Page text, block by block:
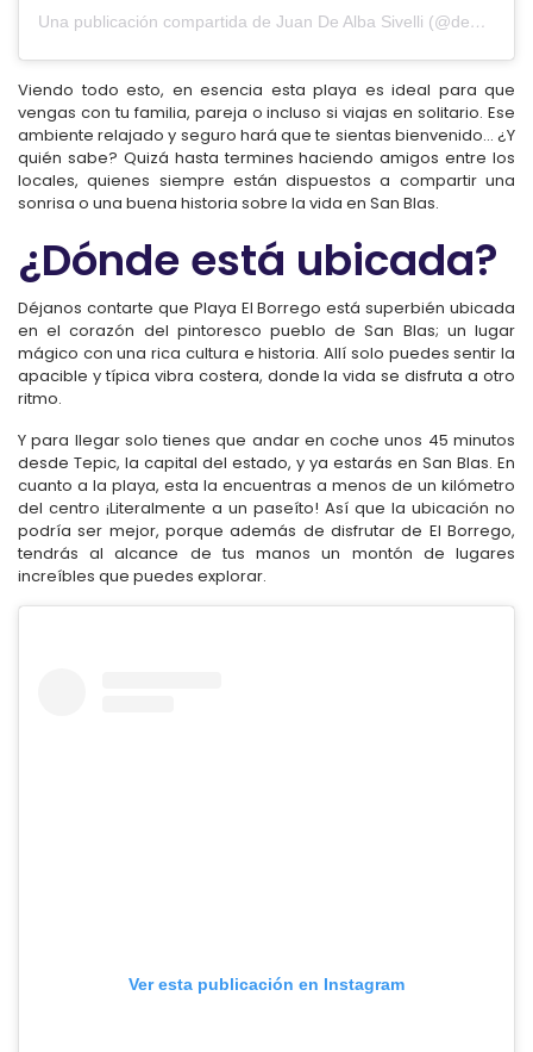
Una publicación compartida de Juan De Alba Sivelli (@dealbasivelli)
Viendo todo esto, en esencia esta playa es ideal para que
vengas con tu familia, pareja o incluso si viajas en solitario. Ese
ambiente relajado y seguro hará que te sientas bienvenido… ¿Y
quién sabe? Quizá hasta termines haciendo amigos entre los
locales, quienes siempre están dispuestos a compartir una
sonrisa o una buena historia sobre la vida en San Blas.
¿Dónde está ubicada?
Déjanos contarte que Playa El Borrego está superbién ubicada
en el corazón del pintoresco pueblo de San Blas; un lugar
mágico con una rica cultura e historia. Allí solo puedes sentir la
apacible y típica vibra costera, donde la vida se disfruta a otro
ritmo.
Y para llegar solo tienes que andar en coche unos 45 minutos
desde Tepic, la capital del estado, y ya estarás en San Blas. En
cuanto a la playa, esta la encuentras a menos de un kilómetro
del centro ¡Literalmente a un paseíto! Así que la ubicación no
podría ser mejor, porque además de disfrutar de El Borrego,
tendrás al alcance de tus manos un montón de lugares
increíbles que puedes explorar.
Ver esta publicación en Instagram